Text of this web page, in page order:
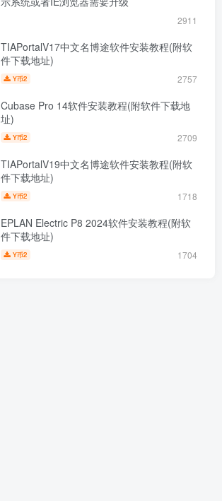
2911
TIAPortalV17中文名博途软件安装教程(附软
件下载地址)
Y币2 2757
Cubase Pro 14软件安装教程(附软件下载地
址)
Y币2 2709
TIAPortalV19中文名博途软件安装教程(附软
件下载地址)
Y币2 1718
EPLAN Electric P8 2024软件安装教程(附软
件下载地址)
Y币2 1704